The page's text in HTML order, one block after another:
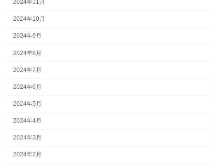
2024年11月
2024年10月
2024年9月
2024年8月
2024年7月
2024年6月
2024年5月
2024年4月
2024年3月
2024年2月